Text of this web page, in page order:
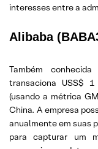
interesses entre a
Alibaba
Também
transaciona USS$
(usando a métrica
China. A empresa
anualmente em suas
para capturar um